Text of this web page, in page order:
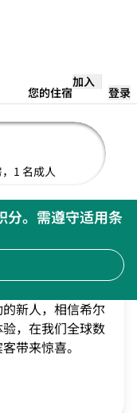
您的住宿
加入
登录
1 名成人
1 间客房，1 名成人
分。需遵守适用条
验
新人，相信希尔
，在我们全球数
带来惊喜。